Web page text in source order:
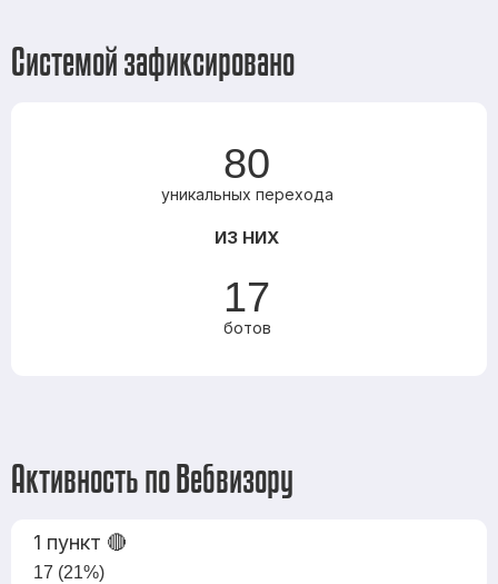
Системой зафиксировано
80
уникальных перехода
ИЗ НИХ
17
ботов
Активность по Вебвизору
1 пункт 🔴
17 (21%)